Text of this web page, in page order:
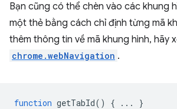
Bạn cũng có thể chèn vào các khung
một thẻ bằng cách chỉ định từng mã
thêm thông tin về mã khung hình, hãy
chrome.webNavigation .
function getTabId() { ... }